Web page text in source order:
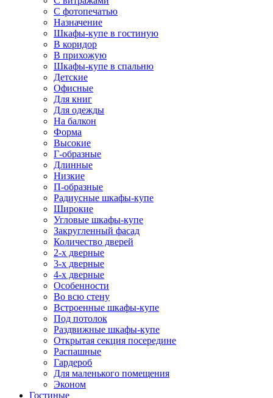
С фотопечатью
Назначение
Шкафы-купе в гостиную
В коридор
В прихожую
Шкафы-купе в спальню
Детские
Офисные
Для книг
Для одежды
На балкон
Форма
Высокие
Г-образные
Длинные
Низкие
П-образные
Радиусные шкафы-купе
Широкие
Угловые шкафы-купе
Закругленный фасад
Количество дверей
2-х дверные
3-х дверные
4-х дверные
Особенности
Во всю стену
Встроенные шкафы-купе
Под потолок
Раздвижные шкафы-купе
Открытая секция посередине
Распашные
Гардероб
Для маленького помещения
Эконом
Гостиные